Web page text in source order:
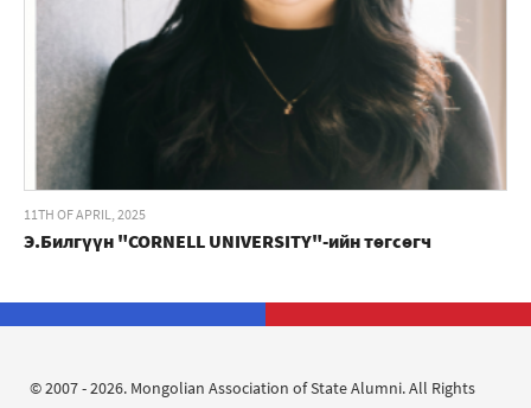
11TH OF APRIL, 2025
Э.Билгүүн "CORNELL UNIVERSITY"-ийн төгсөгч
© 2007 - 2026. Mongolian Association of State Alumni. All Rights